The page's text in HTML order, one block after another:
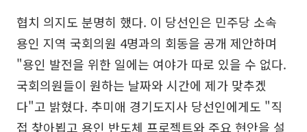
협치 의지도 분명히 했다. 이 당선인은 민주당 소속
용인 지역 국회의원 4명과의 회동을 공개 제안하며
"용인 발전을 위한 일에는 여야가 따로 있을 수 없다.
국회의원들이 원하는 날짜와 시간에 제가 맞추겠
다"고 밝혔다. 추미애 경기도지사 당선인에게도 "직
접 찾아뵙고 용인 반도체 프로젝트와 주요 현안을 설